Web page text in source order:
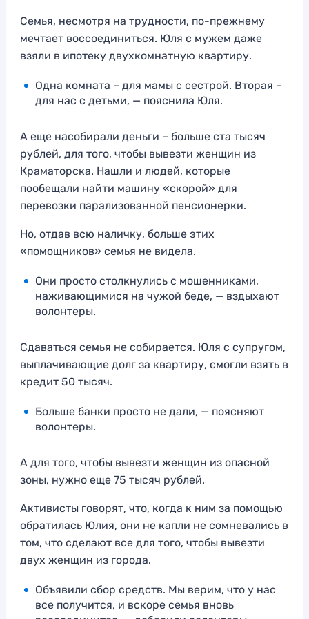
Семья, несмотря на трудности, по-прежнему
мечтает воссоединиться. Юля с мужем даже
взяли в ипотеку двухкомнатную квартиру.
Одна комната – для мамы с сестрой. Вторая –
для нас с детьми, — пояснила Юля.
А еще насобирали деньги – больше ста тысяч
рублей, для того, чтобы вывезти женщин из
Краматорска. Нашли и людей, которые
пообещали найти машину «скорой» для
перевозки парализованной пенсионерки.
Но, отдав всю наличку, больше этих
«помощников» семья не видела.
Они просто столкнулись с мошенниками,
наживающимися на чужой беде, — вздыхают
волонтеры.
Сдаваться семья не собирается. Юля с супругом,
выплачивающие долг за квартиру, смогли взять в
кредит 50 тысяч.
Больше банки просто не дали, — поясняют
волонтеры.
А для того, чтобы вывезти женщин из опасной
зоны, нужно еще 75 тысяч рублей.
Активисты говорят, что, когда к ним за помощью
обратилась Юлия, они не капли не сомневались в
том, что сделают все для того, чтобы вывезти
двух женщин из города.
Объявили сбор средств. Мы верим, что у нас
все получится, и вскоре семья вновь